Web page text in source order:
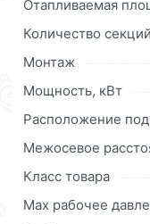
Отапливаемая
Количество секций
Монтаж
Мощность, кВт
Расположение
Межосевое
Класс товара
Мах рабочее